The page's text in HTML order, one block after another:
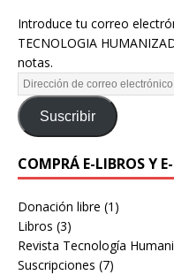
Introduce tu correo
TECNOLOGIA
notas.
Suscribir
COMPRÁ E-LIBROS Y
Donación libre (1)
Libros (3)
Revista Tecnología
Suscripciones (7)